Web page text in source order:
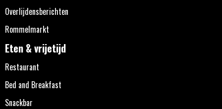
Overlijdensberichten
Rommelmarkt
Eten & vrijetijd
Restaurant
Bed and Breakfast
Snackbar